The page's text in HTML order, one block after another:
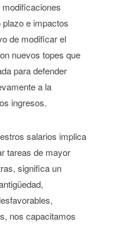
e impactos
de modificar el
nuevos topes que
para defender
a la
ingresos.
salarios implica
tareas de mayor
significa un
nos capacitamos